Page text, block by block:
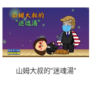
山姆大叔的“迷魂湯”